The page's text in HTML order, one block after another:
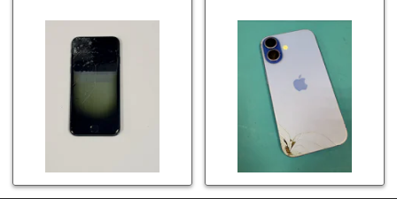
れ・液晶不良も当日
60分で修理可能！
少し膨張したバッテ
リーも当日90分で安
心修理！